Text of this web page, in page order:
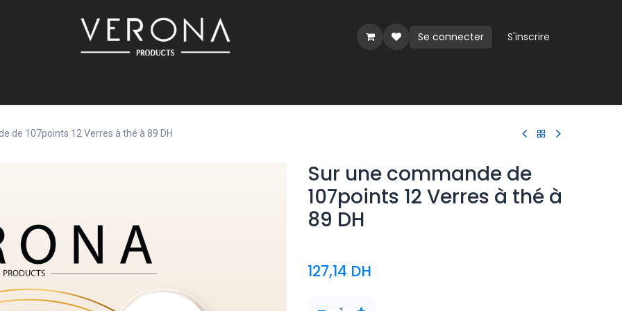
Se connecter
S'inscrire
de 107points 12 Verres à thé à 89 DH
Sur une commande de
107points 12 Verres à thé à
89 DH
127,14 DH